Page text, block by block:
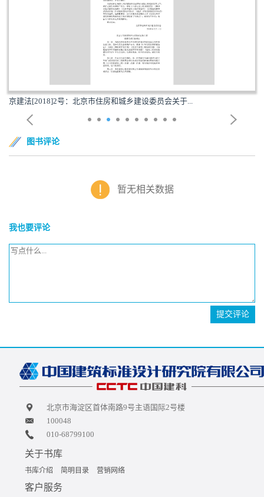
京建法[2018]2号：北京市住房和城乡建设委员会关于...
图书评论
暂无相关数据
我也要评论
提交评论
北京市海淀区首体南路9号主语国际2号楼
100048
010-68799100
关于书库
书库介绍 简明目录 营销网络
客户服务